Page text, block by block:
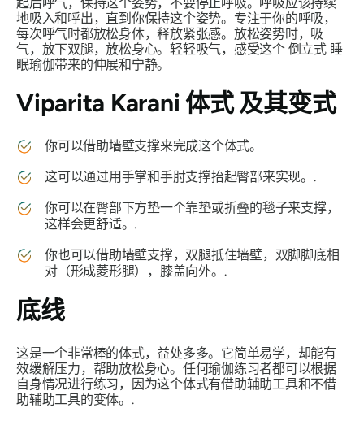
地吸入和呼出，直到你保持这个姿势。专注于你的呼吸，
每次呼气时都放松身体，释放紧张感。放松姿势时，吸
气，放下双腿，放松身心。轻轻吸气，感受这个 倒立式 睡
眠瑜伽带来的伸展和宁静。
Viparita Karani 体式及其变式
你可以借助墙壁支撑来完成这个体式。
这可以通过用手掌和手肘支撑抬起臀部来实现。.
你可以在臀部下方垫一个靠垫或折叠的毯子来支撑，
这样会更舒适。.
你也可以借助墙壁支撑，双腿抵住墙壁，双脚脚底相
对（形成菱形腿），膝盖向外。.
底线
这是一个非常棒的体式，益处多多。它简单易学，却能有
效缓解压力，帮助放松身心。任何瑜伽练习者都可以根据
自身情况进行练习，因为这个体式有借助辅助工具和不借
助辅助工具的变体。.